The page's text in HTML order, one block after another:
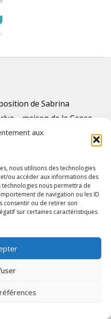
aux
nous utilisons des technologies
ou accéder aux informations des
nous permettra de
de navigation ou les ID
consentir ou de retirer son
sur certaines caractéristiques
de Sabrina
– maison de la Capso
concert évènement pour